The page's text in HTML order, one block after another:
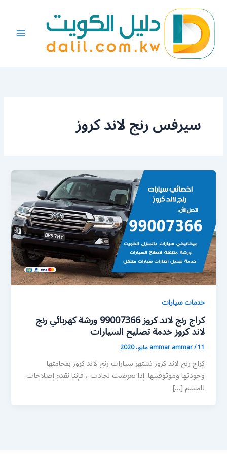
المحتوى
سيرفس رنج لاند كروز
خدمات سيارات
كراج رنج لاند كروز 99007366 ورشة كهربائي رنج
لاند كروز خدمة تصليح السيارات
ammar ammar/11 مايو، 2020
كراج رنج لاند كروز تشتهر سيارات رنج لاند كروز بفخامتها
وجودتها وموثوقيتها. إذا تعرضت لحادث ، فإننا نقدم إصلاحات
للجسم […]